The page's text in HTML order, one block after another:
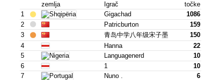
zemlja Igrač
točke
1
Gigachad
1086
2
Patricburton
159
3
青岛中学八年级宋子墨
150
4
Hanna
22
5
Languagenerd
10
6
1
10
7
Nuno .
6